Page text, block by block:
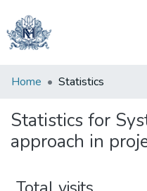
Communities
Collections
All of DSpace
Home Statistics
Statistics for
approach in